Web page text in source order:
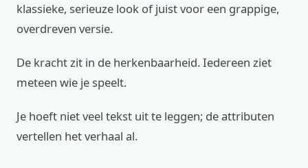
klassieke, serieuze look of juist voor een grappige,
overdreven versie.
De kracht zit in de herkenbaarheid. Iedereen ziet
meteen wie je speelt.
Je hoeft niet veel tekst uit te leggen; de attributen
vertellen het verhaal al.